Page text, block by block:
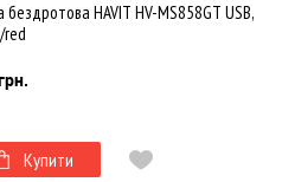
HAVIT HV-MS858GT USB,
Купити